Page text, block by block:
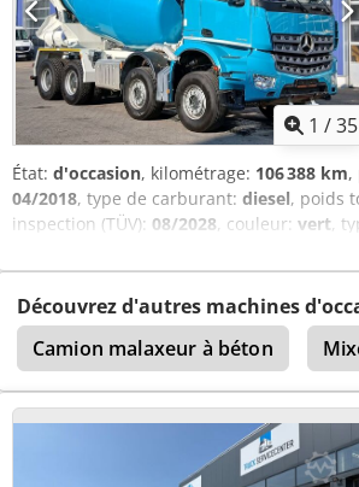
1 /35
État: d'occasion, kilométrage: 106 388 km,
04/2018, type de carburant: diesel, poids
inspection (TÜV): 08/2028, couleur: vert,
Exemple de financement : * Numéro
Durée : 60 mois Dsdpfx Aozr S I Ioafsck *
offre vous intéresse ou si vous souhaitez
Nous attendons votre appel avec
votre ancien véhicule. Financement
parlons : allemand, anglais, espagnol,
Découvrez d'autres machines
Camion malaxeur à béton